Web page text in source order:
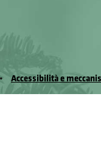
Accessibilità e